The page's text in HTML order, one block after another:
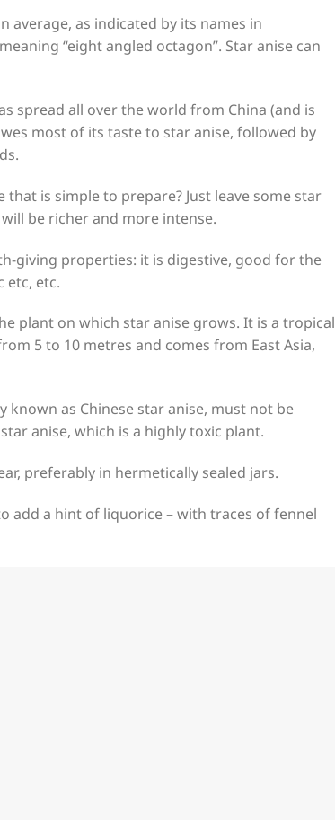
average, as indicated by its names in
“eight angled octagon”. Star anise can
spread all over the world from China (and is
most of its taste to star anise, followed by
is simple to prepare? Just leave some star
be richer and more intense.
giving properties: it is digestive, good for the
etc, etc.
plant on which star anise grows. It is a tropical
5 to 10 metres and comes from East Asia,
known as Chinese star anise, must not be
star anise, which is a highly toxic plant.
preferably in hermetically sealed jars.
add a hint of liquorice – with traces of fennel